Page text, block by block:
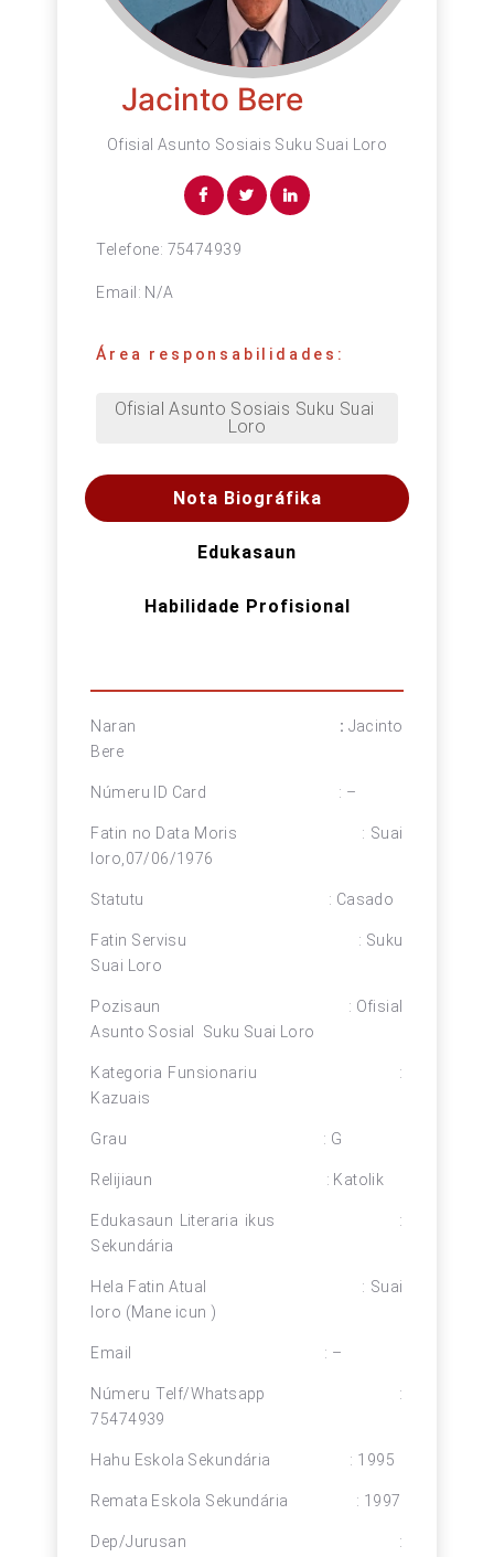
Jacinto Bere
Ofisial Asunto Sosiais Suku Suai Loro
Telefone: 75474939
Email: N/A
Área responsabilidades:
Ofisial Asunto Sosiais Suku Suai
Loro
Nota Biográfika
Edukasaun
Habilidade Profisional
Naran : Jacinto
Bere
Númeru ID Card : –
Fatin no Data Moris : Suai
loro,07/06/1976
Statutu : Casado
Fatin Servisu : Suku
Suai Loro
Pozisaun : Ofisial
Asunto Sosial Suku Suai Loro
Kategoria Funsionariu :
Kazuais
Grau : G
Relijiaun : Katolik
Edukasaun Literaria ikus :
Sekundária
Hela Fatin Atual : Suai
loro (Mane icun )
Email : –
Númeru Telf/Whatsapp :
75474939
Hahu Eskola Sekundária : 1995
Remata Eskola Sekundária : 1997
Dep/Jurusan :